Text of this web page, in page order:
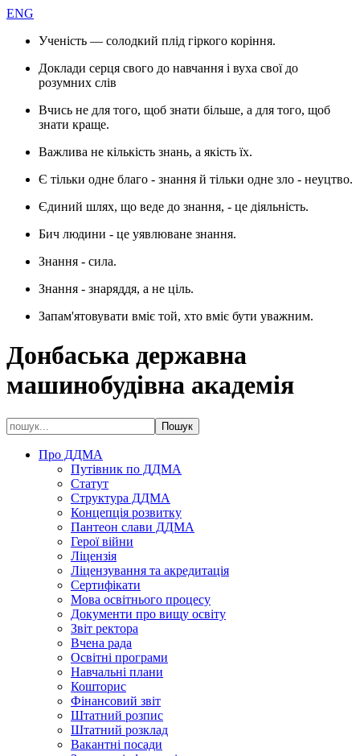
ENG
Ученість — солодкий плід гіркого коріння.
Доклади серця свого до навчання і вуха свої до
розумних слів
Вчись не для того, щоб знати більше, а для того, щоб
знати краще.
Важлива не кількість знань, а якість їх.
Є тільки одне благо - знання й тільки одне зло - неуцтво.
Єдиний шлях, що веде до знання, - це діяльність.
Бич людини - це уявлюване знання.
Знання - сила.
Знання - знаряддя, а не ціль.
Запам'ятовувати вміє той, хто вміє бути уважним.
Донбаська державна
машинобудівна академія
Про ДДМА
Путівник по ДДМА
Статут
Структура ДДМА
Концепція розвитку
Пантеон слави ДДМА
Герої війни
Ліцензія
Ліцензування та акредитація
Сертифікати
Мова освітнього процесу
Документи про вищу освіту
Звіт ректора
Вчена рада
Освітні програми
Навчальні плани
Кошторис
Фінансовий звіт
Штатний розпис
Штатний розклад
Вакантні посади